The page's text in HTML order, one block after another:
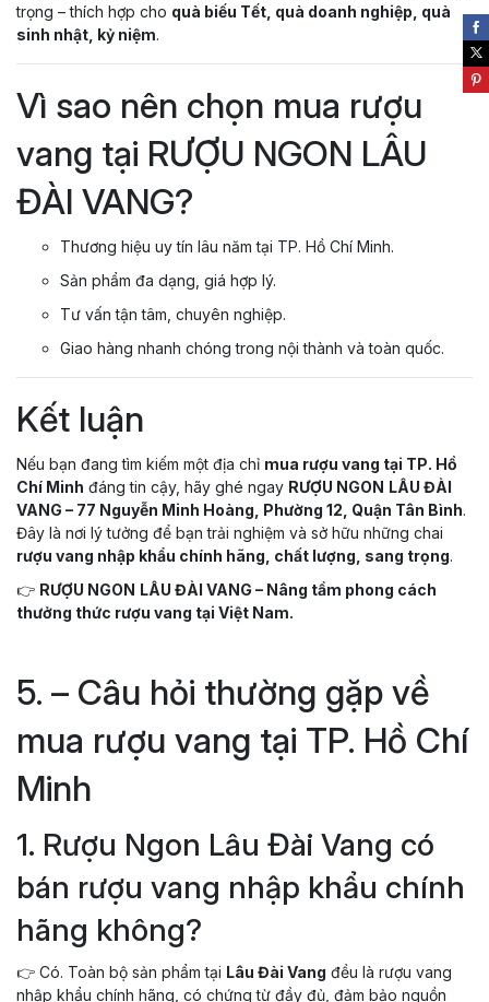
trọng – thích hợp cho quà biếu Tết, quà doanh nghiệp, quà
sinh nhật, kỷ niệm.
Vì sao nên chọn mua rượu
vang tại RƯỢU NGON LÂU
ĐÀI VANG?
Thương hiệu uy tín lâu năm tại TP. Hồ Chí Minh.
Sản phẩm đa dạng, giá hợp lý.
Tư vấn tận tâm, chuyên nghiệp.
Giao hàng nhanh chóng trong nội thành và toàn quốc.
Kết luận
Nếu bạn đang tìm kiếm một địa chỉ mua rượu vang tại TP. Hồ
Chí Minh đáng tin cậy, hãy ghé ngay RƯỢU NGON LÂU ĐÀI
VANG – 77 Nguyễn Minh Hoàng, Phường 12, Quận Tân Bình.
Đây là nơi lý tưởng để bạn trải nghiệm và sở hữu những chai
rượu vang nhập khẩu chính hãng, chất lượng, sang trọng.
👉 RƯỢU NGON LÂU ĐÀI VANG – Nâng tầm phong cách
thưởng thức rượu vang tại Việt Nam.
5. – Câu hỏi thường gặp về
mua rượu vang tại TP. Hồ Chí
Minh
1. Rượu Ngon Lâu Đài Vang có
bán rượu vang nhập khẩu chính
hãng không?
👉 Có. Toàn bộ sản phẩm tại Lâu Đài Vang đều là rượu vang
nhập khẩu chính hãng, có chứng từ đầy đủ, đảm bảo nguồn